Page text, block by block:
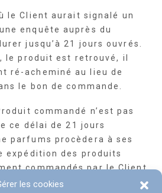
les cookies
le Client aurait signalé un
enquête auprès du
jusqu’à 21 jours ouvrés.
le produit est retrouvé, il
ré-acheminé au lieu de
le bon de commande.
commandé n’est pas
ce délai de 21 jours
parfums procèdera à ses
expédition des produits
commandés par le Client.